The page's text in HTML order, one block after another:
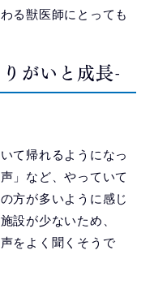
る獣医師にとっても
がいと成長-
て帰れるようになっ
」など、やっていて
方が多いように感じ
設が少ないため、
をよく聞くそうで